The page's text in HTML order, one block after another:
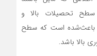
سطح تحصیلات بالا و
باعث‌شده است که سطح
بالا باشد.